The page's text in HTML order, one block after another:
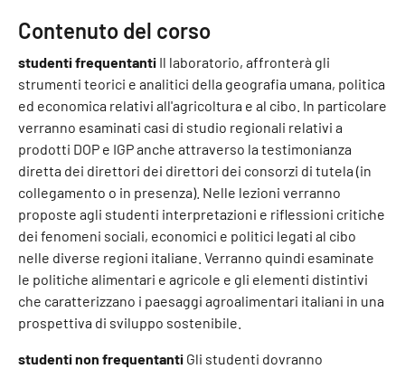
Contenuto del corso
studenti frequentanti Il laboratorio, affronterà gli
strumenti teorici e analitici della geografia umana, politica
ed economica relativi all'agricoltura e al cibo. In particolare
verranno esaminati casi di studio regionali relativi a
prodotti DOP e IGP anche attraverso la testimonianza
diretta dei direttori dei direttori dei consorzi di tutela (in
collegamento o in presenza). Nelle lezioni verranno
proposte agli studenti interpretazioni e riflessioni critiche
dei fenomeni sociali, economici e politici legati al cibo
nelle diverse regioni italiane. Verranno quindi esaminate
le politiche alimentari e agricole e gli elementi distintivi
che caratterizzano i paesaggi agroalimentari italiani in una
prospettiva di sviluppo sostenibile.
studenti non frequentanti Gli studenti dovranno